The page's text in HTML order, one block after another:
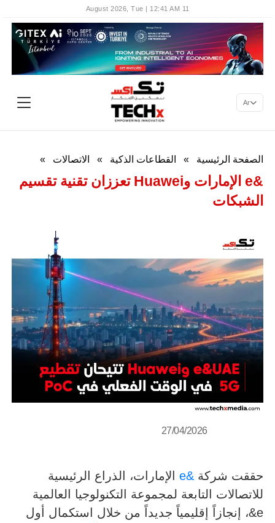
11 August 2026, Tue | 12:41 AM
Ar
الصفحة الرئيسية » القطاعات الذكية » الاتصالات »
&e الإمارات وHuawei تعززان تقنية تقسيم
الشبكات
27/04/2026
حققت شركة&e
الإمارات، الذراع الرئيسية
للاتصالات التابعة لمجموعة التكنولوجيا العالمية
e&، إنجازاً إقليمياً جديداً من خلال استكمال أول